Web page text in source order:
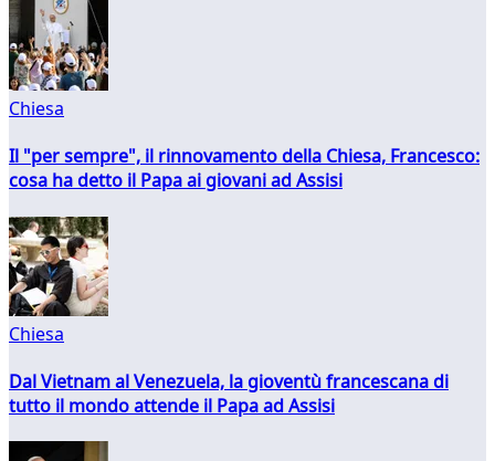
Chiesa
Il "per sempre", il rinnovamento della Chiesa, Francesco:
cosa ha detto il Papa ai giovani ad Assisi
Chiesa
Dal Vietnam al Venezuela, la gioventù francescana di
tutto il mondo attende il Papa ad Assisi